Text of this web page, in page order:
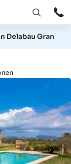
Fenster
Delabau Gran